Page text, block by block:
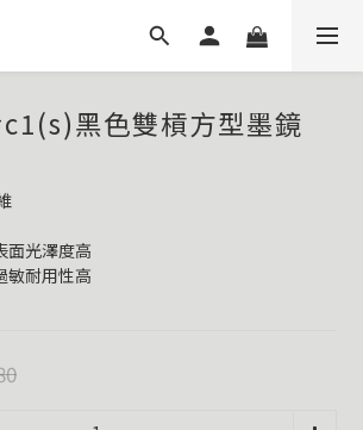
黑色雙槓方型墨鏡
實表面光澤度高
抗過敏耐用性高